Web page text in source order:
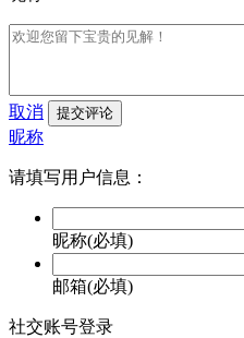
取消 提交评论
昵称
请填写用户信息：
昵称(必填)
邮箱(必填)
社交账号登录